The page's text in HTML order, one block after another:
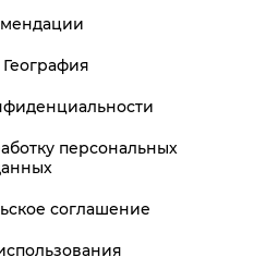
персональных
соглашение